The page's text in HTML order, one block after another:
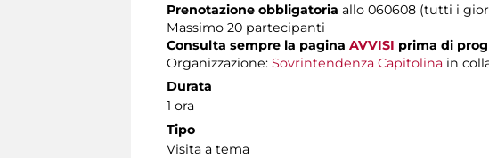
Prenotazione obbligatoria allo 060608 (tutti i
Massimo 20 partecipanti
Consulta sempre la pagina AVVISI prima di
Organizzazione: Sovrintendenza Capitolina in
Durata
1 ora
Tipo
Visita a tema